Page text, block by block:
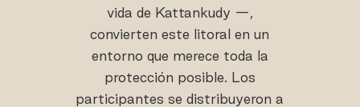
vida de Kattankudy —,
convierten este litoral en un
entorno que merece toda la
protección posible. Los
participantes se distribuyeron a